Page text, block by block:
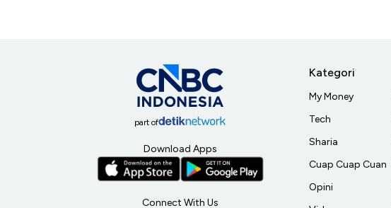
part of
Download Apps
Connect With Us
Kategori
My Money
Tech
Sharia
Cuap Cuap Cuan
Opini